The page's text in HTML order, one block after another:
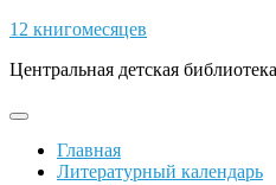
Skip
content
12 книгомесяцев
Центральная детская
Open
ButtonГлавная
Литературный календарь